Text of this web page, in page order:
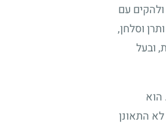
עם
וסלחן,
ובעל
הוא
התאונן